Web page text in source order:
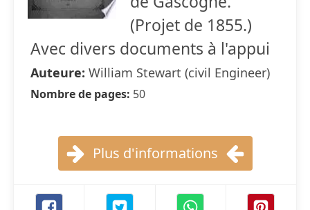
(Projet de 1855.)
Avec divers documents à l'appui
Auteure: William Stewart (civil Engineer)
Nombre de pages: 50
Plus d'informations